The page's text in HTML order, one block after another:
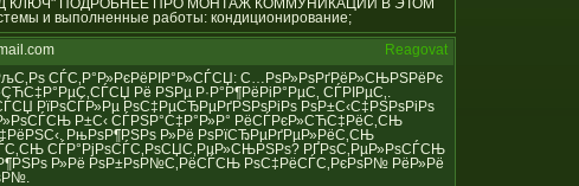
КЛЮЧ" ПОДРОБНЕЕ ПРО МОНТАЖ КОММУНИКАЦИЙ В ЭТОМ
и выполненные работы: кондиционирование;
Reagovat
СЃС‚Р°Р»РєРёРІР°Р»СЃСЏ: С…РѕР»РѕРґРёР»СЊРЅРёРє
Рё РЅРµ Р·Р°Р¶РёРіР°РµС‚ СЃРІРµС‚.
РїРѕСЃР»Рµ РѕС‡РµСЂРµРґРЅРѕРіРѕ РѕР±С‹С‡РЅРѕРіРѕ
Р±С‹ СЃРЅР°С‡Р°Р»Р° РёСЃРєР»СЋС‡РёС‚СЊ
РњРѕР¶РЅРѕ Р»Рё РѕРїСЂРµРґРµР»РёС‚СЊ
СЃР°РјРѕСЃС‚РѕСЏС‚РµР»СЊРЅРѕ? РҐРѕС‚РµР»РѕСЃСЊ
Р»Рё РѕР±РѕР№С‚РёСЃСЊ РѕС‡РёСЃС‚РєРѕР№ РёР»Рё